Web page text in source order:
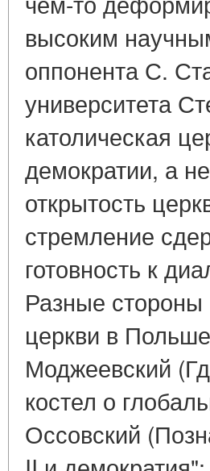
высоким
оппонента С.
университета
католическая
демократии, а
открытость
стремление
готовность к
Разные
церкви в
Моджеевский
костел о
Оссовский